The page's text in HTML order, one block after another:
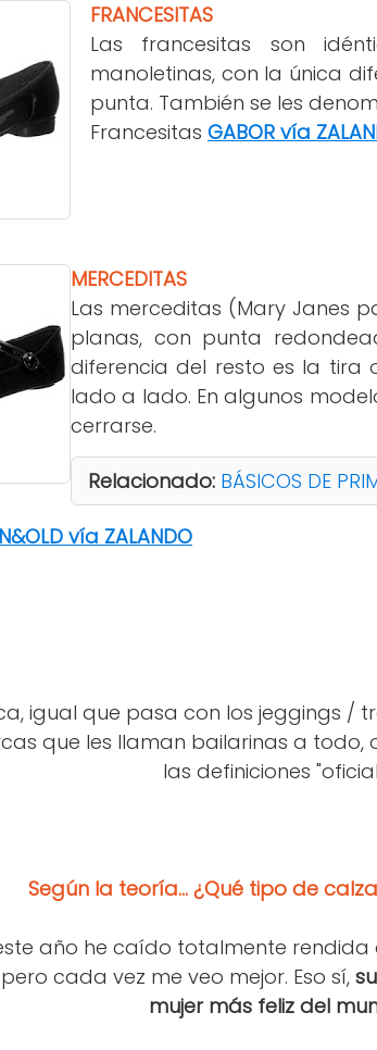
FRANCESITAS
Las francesitas son
manoletinas, con la única
punta. También se les
Francesitas GABOR vía
MERCEDITAS
Las merceditas (Mary Janes
planas, con punta
diferencia del resto es la tira
lado a lado. En algunos
cerrarse.
Relacionado: BÁSICOS DE
vía ZALANDO
igual que pasa con los jeggings /
que les llaman bailarinas a todo,
las definiciones
Segúnla teoría... ¿Qué tipo de
año he caído totalmente
cada vez me veo mejor. Eso sí,
mujer más feliz del